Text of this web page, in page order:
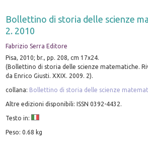
Bollettino di storia delle scienze
2. 2010
Fabrizio Serra Editore
Pisa, 2010; br., pp. 208, cm 17x24.
(Bollettino di storia delle scienze matematiche.
da Enrico Giusti. XXIX. 2009. 2).
collana: Bollettino di storia delle scienze
Altre edizioni disponibili: ISSN 0392-4432.
Testo in:
Peso: 0.68 kg